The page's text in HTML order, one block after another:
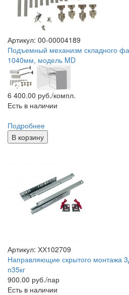
Артикул: 00-00004189
Подъемный механизм складного
1040мм, модель MD
6 400.00 руб./компл.
Есть в наличии
Подробнее
В корзину
Артикул: ХХ102709
Направляющие скрытого монтажа
п35кг
900.00 руб./пар
Есть в наличии